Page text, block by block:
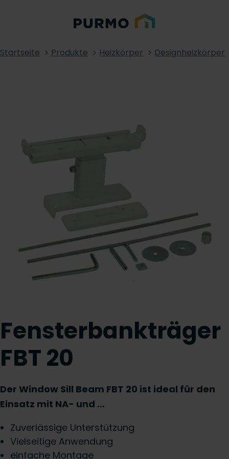
Startseite Produkte Heizkörper Designheizkörper
Fensterbankträger
FBT 20
Der Window Sill Beam FBT 20 ist ideal für den
Einsatz mit NA- und …
Zuverlässige Unterstützung
Vielseitige Anwendung
einfache Montage